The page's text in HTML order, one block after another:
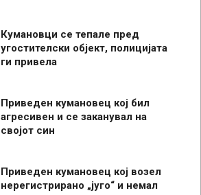
Кумановци се тепале пред
угостителски објект, полицијата
ги привела
Приведен кумановец кој бил
агресивен и се заканувал на
својот син
Приведен кумановец кој возел
нерегистрирано „југо“ и немал